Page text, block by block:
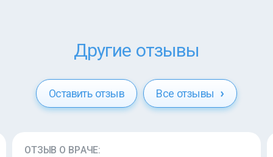
Другие отзывы
Оставить отзыв Все отзывы
ОТЗЫВ О ВРАЧЕ: